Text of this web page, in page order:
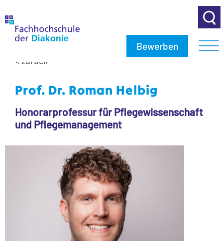
Bewerben
< zurück
Prof. Dr. Roman Helbig
Honorarprofessur für Pflegewissenschaft
und Pflegemanagement